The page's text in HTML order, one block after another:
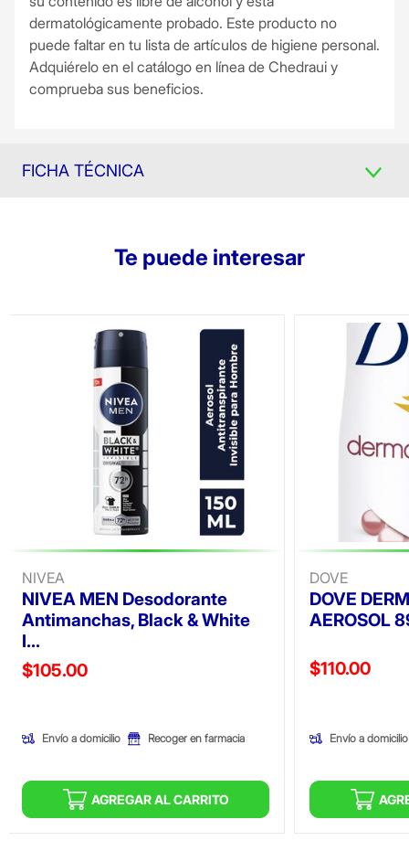
dermatológicamente probado. Este producto no
puede faltar en tu lista de artículos de higiene personal.
Adquiérelo en el catálogo en línea de Chedraui y
comprueba sus beneficios.
FICHA TÉCNICA
Te puede interesar
NIVEA
NIVEA MEN Desodorante
Antimanchas, Black & White
I...
Precio reducido de
$105.00
Envío a domicilio Recoger en farmacia
AGREGAR AL CARRITO
DOVE
DOVE
AEROSOL
Precio
$110.00
Envío a domicilio